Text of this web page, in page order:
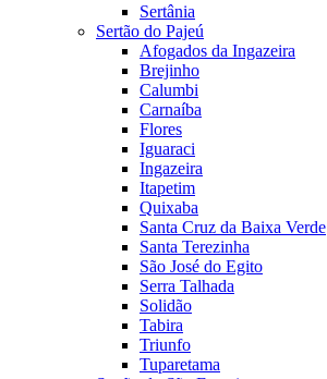
Sertânia
Sertão do Pajeú
Afogados da Ingazeira
Brejinho
Calumbi
Carnaíba
Flores
Iguaraci
Ingazeira
Itapetim
Quixaba
Santa Cruz da Baixa Verde
Santa Terezinha
São José do Egito
Serra Talhada
Solidão
Tabira
Triunfo
Tuparetama